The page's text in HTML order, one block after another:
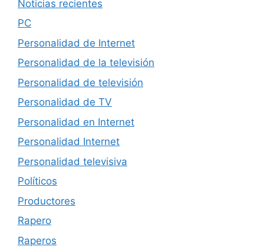
Noticias recientes
PC
Personalidad de Internet
Personalidad de la televisión
Personalidad de televisión
Personalidad de TV
Personalidad en Internet
Personalidad Internet
Personalidad televisiva
Políticos
Productores
Rapero
Raperos